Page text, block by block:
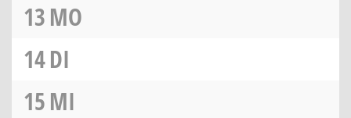
13MO
14DI
15MI